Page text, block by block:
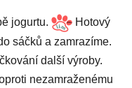
jogurtu.
Hotový
sáčků a zamrazíme.
další výroby.
nezamraženému